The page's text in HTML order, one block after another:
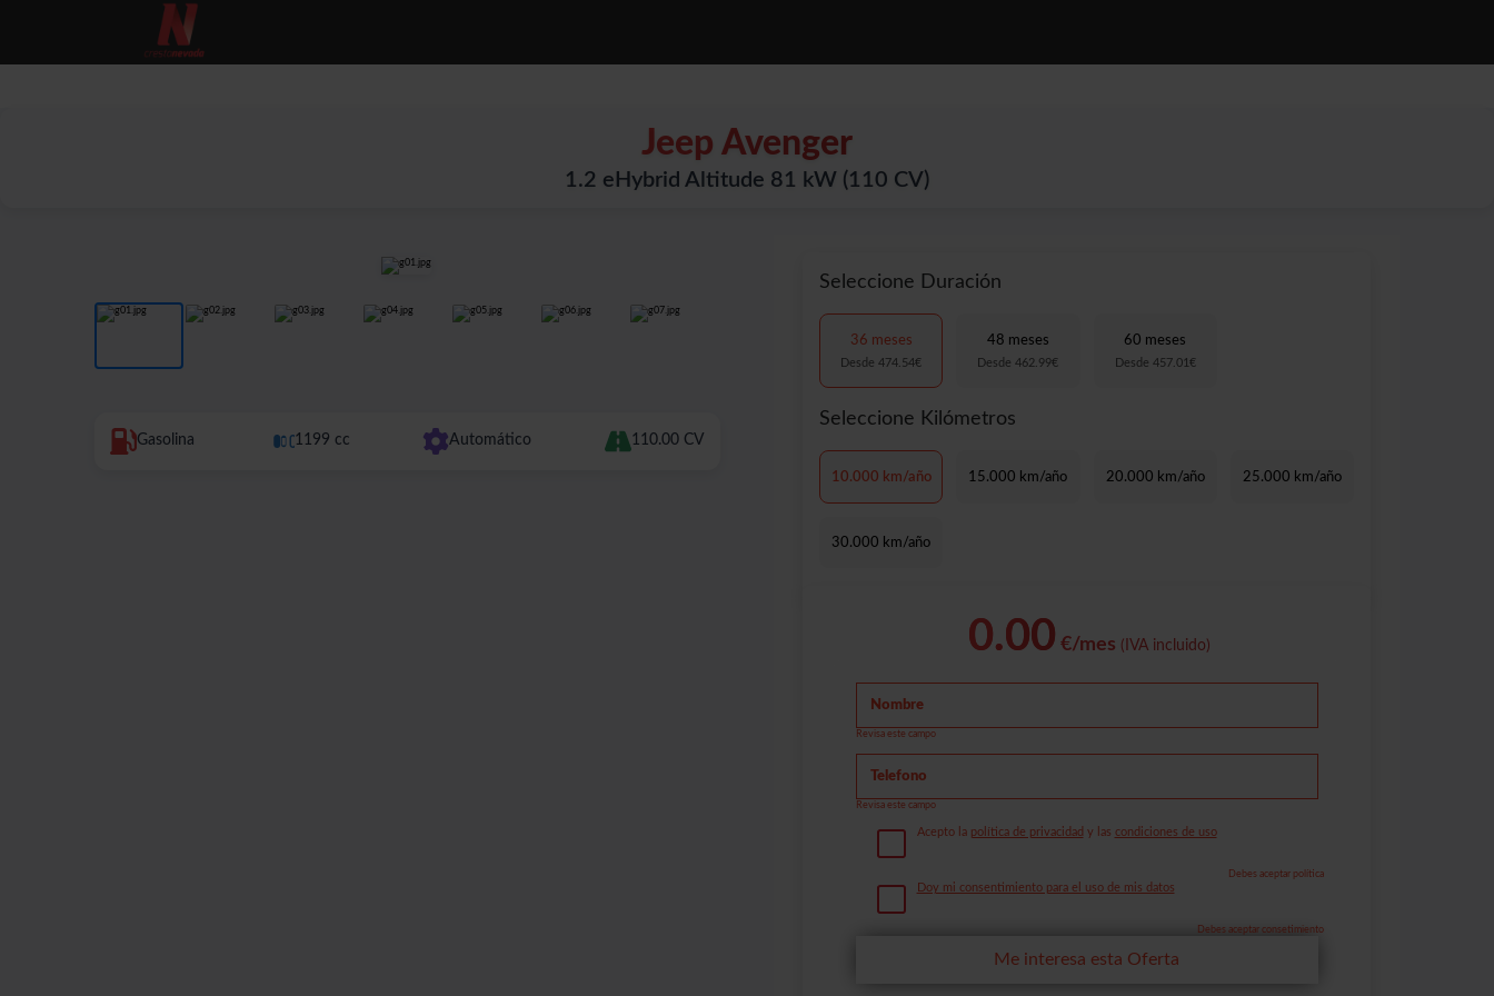
Jeep Avenger
1.2 eHybrid Altitude 81 kW (110 CV)
Gasolina 1199 cc Automático 110.00 CV
Seleccione Duración
36 meses
Desde 474.54€
48 meses
Desde 462.99€
60 meses
Desde 457.01€
Seleccione Kilómetros
10.000 km/año 15.000 km/año 20.000 km/año 25.000 km/año
30.000 km/año
0.00 €/mes (IVA incluido)
Revisa este campo
Revisa este campo
Acepto la política de privacidad y las condiciones de uso
Debes aceptar política
Doy mi consentimiento para el uso de mis datos
Debes aceptar consetimiento
Me interesa esta Oferta